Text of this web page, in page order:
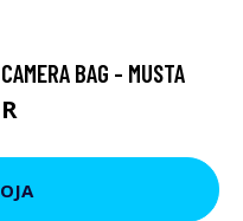
BAG - MUSTA